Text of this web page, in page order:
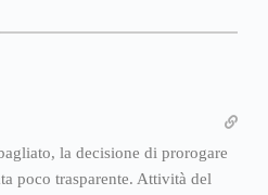
la decisione di prorogare
poco trasparente. Attività del